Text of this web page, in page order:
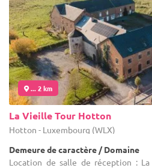
... 2 km
La Vieille Tour Hotton
Hotton - Luxembourg (WLX)
Demeure de caractère / Domaine
Location de salle de réception :